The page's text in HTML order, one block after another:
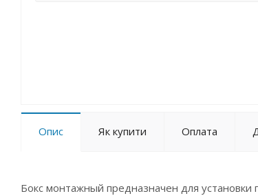
Опис Як купити Оплата
Бокс монтажный предназначен для